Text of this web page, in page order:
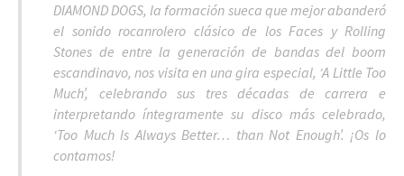
DIAMOND DOGS, la formación sueca que mejor abanderó
el sonido rocanrolero clásico de los Faces y Rolling
Stones de entre la generación de bandas del boom
escandinavo, nos visita en una gira especial, ‘A Little Too
Much’, celebrando sus tres décadas de carrera e
interpretando íntegramente su disco más celebrado,
‘Too Much Is Always Better… than Not Enough’. ¡Os lo
contamos!